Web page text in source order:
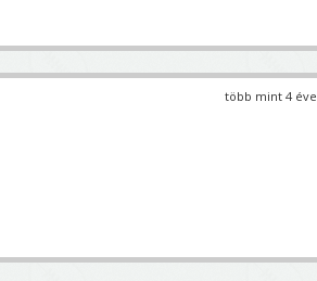
több mint 4 éve